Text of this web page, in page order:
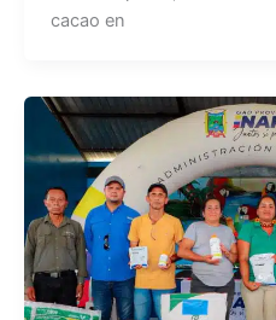
cacao en